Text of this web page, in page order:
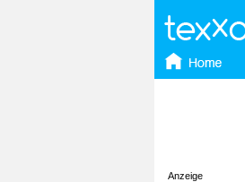
Anzeige